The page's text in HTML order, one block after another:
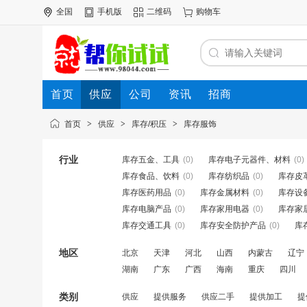
全国 手机版 二维码 购物车
首页 供应 公司 资讯 招商
首页 > 供应 > 库存/积压 > 库存服饰
行业 库存五金、工具 (0) 库存电子元器件、材料 (0)
库存食品、饮料 (0) 库存纺织品 (0)
库存皮
库存医药用品 (0) 库存金属材料 (0)
库存设
库存电脑产品 (0) 库存家用电器 (0)
库存家
库存交通工具 (0) 库存安全防护产品 (0) 库
地区 北京 天津 河北 山西 内蒙古
辽宁
湖南
广东 广西 海南 重庆 四川
类别 供应 提供服务 供应二手 提供加工